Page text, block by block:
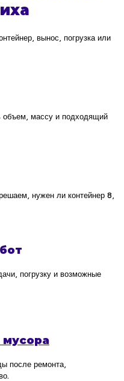
вынос, погрузка или
объем, массу и подходящий
нужен ли контейнер 8,
погрузку и возможные
мусора
после ремонта,